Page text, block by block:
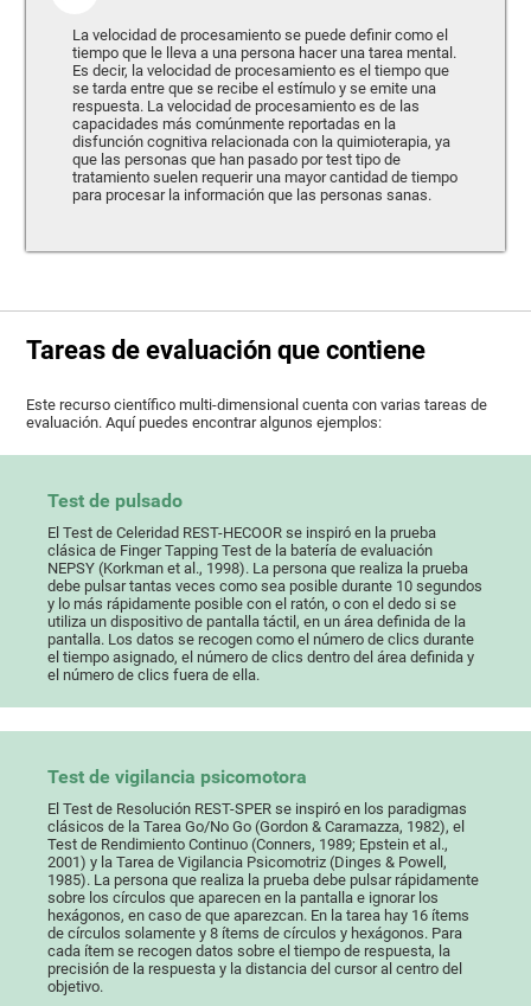
La velocidad de procesamiento se puede definir como el
tiempo que le lleva a una persona hacer una tarea mental.
Es decir, la velocidad de procesamiento es el tiempo que
se tarda entre que se recibe el estímulo y se emite una
respuesta. La velocidad de procesamiento es de las
capacidades más comúnmente reportadas en la
disfunción cognitiva relacionada con la quimioterapia, ya
que las personas que han pasado por test tipo de
tratamiento suelen requerir una mayor cantidad de tiempo
para procesar la información que las personas sanas.
Tareas de evaluación que contiene
Este recurso científico multi-dimensional cuenta con varias tareas de
evaluación. Aquí puedes encontrar algunos ejemplos:
Test de pulsado
El Test de Celeridad REST-HECOOR se inspiró en la prueba
clásica de Finger Tapping Test de la batería de evaluación
NEPSY (Korkman et al., 1998). La persona que realiza la prueba
debe pulsar tantas veces como sea posible durante 10 segundos
y lo más rápidamente posible con el ratón, o con el dedo si se
utiliza un dispositivo de pantalla táctil, en un área definida de la
pantalla. Los datos se recogen como el número de clics durante
el tiempo asignado, el número de clics dentro del área definida y
el número de clics fuera de ella.
Test de vigilancia psicomotora
El Test de Resolución REST-SPER se inspiró en los paradigmas
clásicos de la Tarea Go/No Go (Gordon & Caramazza, 1982), el
Test de Rendimiento Continuo (Conners, 1989; Epstein et al.,
2001) y la Tarea de Vigilancia Psicomotriz (Dinges & Powell,
1985). La persona que realiza la prueba debe pulsar rápidamente
sobre los círculos que aparecen en la pantalla e ignorar los
hexágonos, en caso de que aparezcan. En la tarea hay 16 ítems
de círculos solamente y 8 ítems de círculos y hexágonos. Para
cada ítem se recogen datos sobre el tiempo de respuesta, la
precisión de la respuesta y la distancia del cursor al centro del
objetivo.